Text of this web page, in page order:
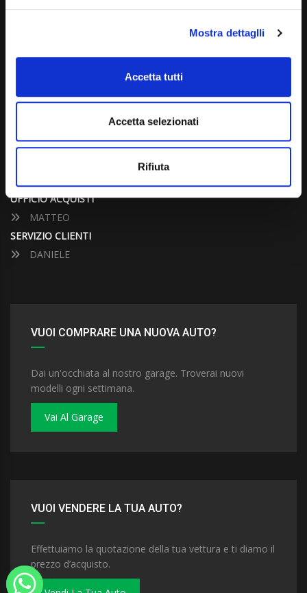
Mostra dettaglli
Accetta tutti
Accetta selezionati
Rifiuta
Dal Lunedì al Venerdì: 09:00 - 12:30 | 14:00 - 19:00
Domenica: chiuso
CONTATTA UN CONSULENTE
UFFICIO VENDITE
UFFICIO ACQUISTI
MATTEO
SERVIZIO CLIENTI
DANIELE
VUOI COMPRARE UNA NUOVA AUTO?
Dai un'occhiata al nostro garage. Troverai nuovi
modelli ogni settimana.
Vai Al Garage
VUOI VENDERE LA TUA AUTO?
Effettuiamo la quotazione della tua vettura e ti diamo il
prezzo d’acquisto.